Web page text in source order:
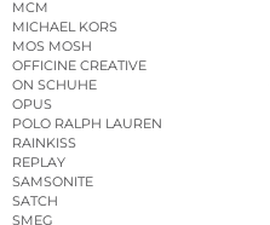
MCM
MICHAEL KORS
MOS MOSH
OFFICINE CREATIVE
ON SCHUHE
OPUS
POLO RALPH LAUREN
RAINKISS
REPLAY
SAMSONITE
SATCH
SMEG